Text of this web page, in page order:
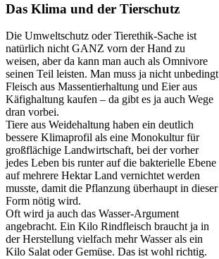
Das Klima und der Tierschutz
Die Umweltschutz oder Tierethik-Sache ist
natürlich nicht GANZ vorn der Hand zu
weisen, aber da kann man auch als Omnivore
seinen Teil leisten. Man muss ja nicht unbedingt
Fleisch aus Massentierhaltung und Eier aus
Käfighaltung kaufen – da gibt es ja auch Wege
dran vorbei.
Tiere aus Weidehaltung haben ein deutlich
bessere Klimaprofil als eine Monokultur für
großflächige Landwirtschaft, bei der vorher
jedes Leben bis runter auf die bakterielle Ebene
auf mehrere Hektar Land vernichtet werden
musste, damit die Pflanzung überhaupt in dieser
Form nötig wird.
Oft wird ja auch das Wasser-Argument
angebracht. Ein Kilo Rindfleisch braucht ja in
der Herstellung vielfach mehr Wasser als ein
Kilo Salat oder Gemüse. Das ist wohl richtig.